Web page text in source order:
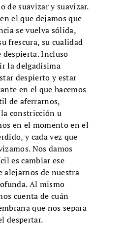
de suavizar y suavizar.
el que dejamos que
se vuelva sólida,
frescura, su cualidad
Incluso
la delgadísima
despierto y estar
en el que hacemos
de aferrarnos,
constricción u
en el momento en el
y cada vez que
Nos damos
es cambiar ese
alejarnos de nuestra
Al mismo
cuenta de cuán
que nos separa
despertar.